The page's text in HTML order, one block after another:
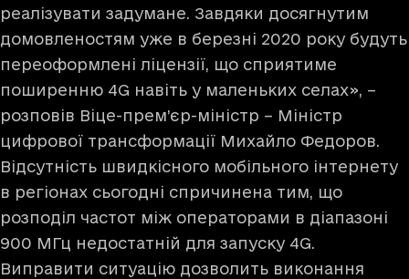
реалізувати задумане. Завдяки досягнутим
домовленостям уже в березні 2020 року будуть
переоформлені ліцензії, що сприятиме
поширенню 4G навіть у маленьких селах», –
розповів Віце-прем’єр-міністр – Міністр
цифрової трансформації Михайло Федоров.
Відсутність швидкісного мобільного інтернету
в регіонах сьогодні спричинена тим, що
розподіл частот між операторами в діапазоні
900 МГц недостатній для запуску 4G.
Виправити ситуацію дозволить виконання